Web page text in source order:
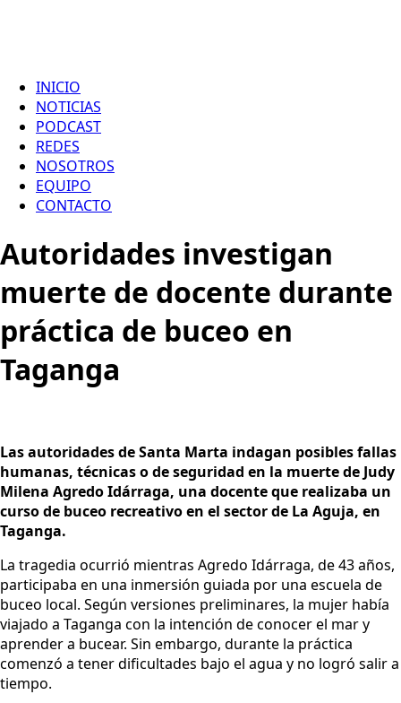
INICIO
NOTICIAS
PODCAST
REDES
NOSOTROS
EQUIPO
CONTACTO
Autoridades investigan
muerte de docente durante
práctica de buceo en
Taganga
Las autoridades de Santa Marta indagan posibles fallas
humanas, técnicas o de seguridad en la muerte de Judy
Milena Agredo Idárraga, una docente que realizaba un
curso de buceo recreativo en el sector de La Aguja, en
Taganga.
La tragedia ocurrió mientras Agredo Idárraga, de 43 años,
participaba en una inmersión guiada por una escuela de
buceo local. Según versiones preliminares, la mujer había
viajado a Taganga con la intención de conocer el mar y
aprender a bucear. Sin embargo, durante la práctica
comenzó a tener dificultades bajo el agua y no logró salir a
tiempo.